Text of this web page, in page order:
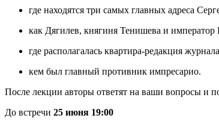
где находятся три самых главных адреса
как Дягилев, княгиня Тенишева и
где располагалась квартира-редакция
кем был главный противник импресарио.
После лекции авторы ответят на ваши вопросы и
До встречи 25 июня 19:00